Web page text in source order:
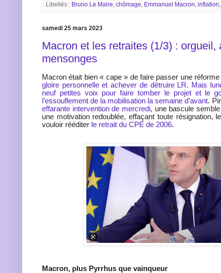
Libellés : Bruno Le Maire chômage Emmanuel Macron inflation
samedi 25 mars 2023
Macron et les retraites (1/3) : orgueil,
mensonges
Macron était bien « cape » de faire passer une
gloire personnelle et achever de détruire LR. Mais
neuf petites voix pour faire tomber le projet et le
l’essouflement de la mobilisation la semaine d’avant.
effarante intervention de mercredi, une bascule
une motivation redoublée, effaçant toute résignation,
vouloir rééditer le retrait du CPE de 2006.
Macron, plus Pyrrhus que vainqueur